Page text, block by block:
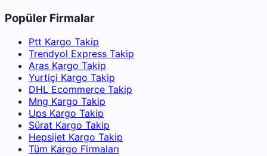
Popüler Firmalar
Ptt Kargo Takip
Trendyol Express Takip
Aras Kargo Takip
Yurtiçi Kargo Takip
DHL Ecommerce Takip
Mng Kargo Takip
Ups Kargo Takip
Sürat Kargo Takip
Hepsijet Kargo Takip
Tüm Kargo Firmaları